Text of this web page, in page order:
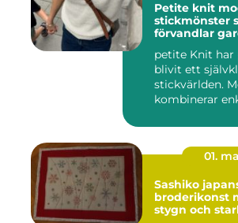
Petite knit moderna
stickmönster
förvandlar
petite Knit
blivit ett
stickvärlden.
kombinerar
01.
Sashiko japansk
broderikonst
stygn och